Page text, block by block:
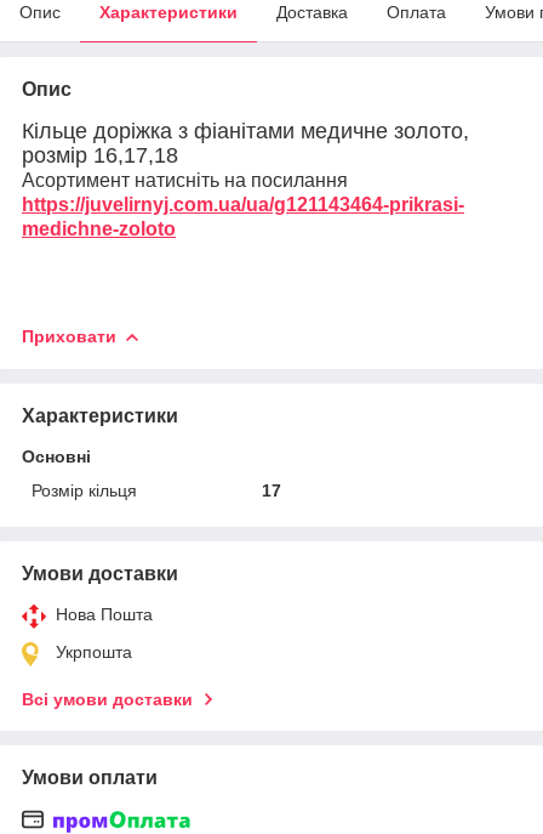
Опис Характеристики Доставка Оплата Умови
Опис
Кільце доріжка з фіанітами медичне золото,
розмір 16,17,18
Асортимент натисніть на посилання
https://juvelirnyj.com.ua/ua/g121143464-prikrasi-
medichne-zoloto
Приховати
Характеристики
Основні
Розмір кільця
17
Умови доставки
Нова Пошта
Укрпошта
Всі умови доставки
Умови оплати